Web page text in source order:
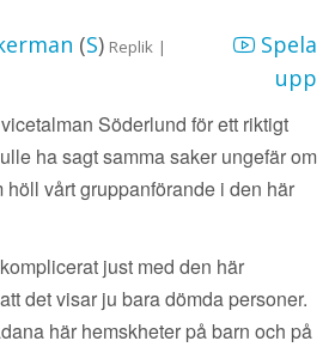
(S) Replik |
Spela
upp
Söderlund för ett riktigt
ha sagt samma saker ungefär om
höll vårt gruppanförande i den här
just med den här
det visar ju bara dömda personer.
här hemskheter på barn och på